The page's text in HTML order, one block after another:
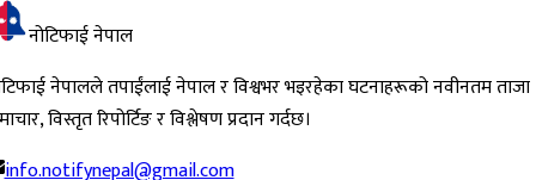
नोटिफाई नेपाल
नेपालले तपाईंलाई नेपाल र विश्वभर भइरहेका घटनाहरूको नवीनतम ताजा
विस्तृत रिपोर्टिङ र विश्लेषण प्रदान गर्दछ।
info.notifynepal@gmail.com